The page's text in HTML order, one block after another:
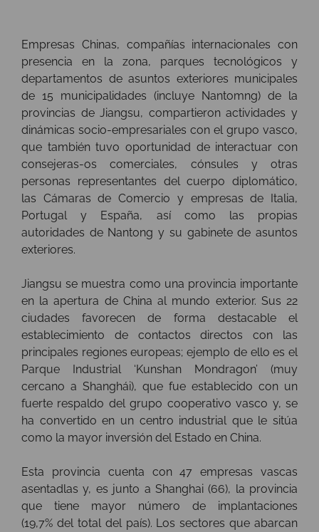
Empresas Chinas, compañías internacionales con
presencia en la zona, parques tecnológicos y
departamentos de asuntos exteriores municipales
de 15 municipalidades (incluye Nantomng) de la
provincias de Jiangsu, compartieron actividades y
dinámicas socio-empresariales con el grupo vasco,
que también tuvo oportunidad de interactuar con
consejeras-os comerciales, cónsules y otras
personas representantes del cuerpo diplomático,
las Cámaras de Comercio y empresas de Italia,
Portugal y España, así como las propias
autoridades de Nantong y su gabinete de asuntos
exteriores.
Jiangsu se muestra como una provincia importante
en la apertura de China al mundo exterior. Sus 22
ciudades favorecen de forma destacable el
establecimiento de contactos directos con las
principales regiones europeas; ejemplo de ello es el
Parque Industrial ‘Kunshan Mondragon’ (muy
cercano a Shanghái), que fue establecido con un
fuerte respaldo del grupo cooperativo vasco y, se
ha convertido en un centro industrial que le sitúa
como la mayor inversión del Estado en China.
Esta provincia cuenta con 47 empresas vascas
asentadlas y, es junto a Shanghai (66), la provincia
que tiene mayor número de implantaciones
(19,7% del total del país). Los sectores que abarcan